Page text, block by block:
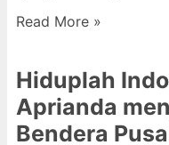
Read More »
Hiduplah
Aprianda
Bendera